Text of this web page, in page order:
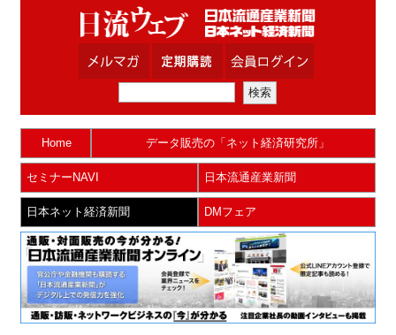
Home データ販売の「ネット経済研究所」
セミナーNAVI 日本流通産業新聞
日本ネット経済新聞 DMフェア